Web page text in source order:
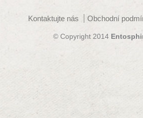
Kontaktujte nás Obchodní
© Copyright 2014